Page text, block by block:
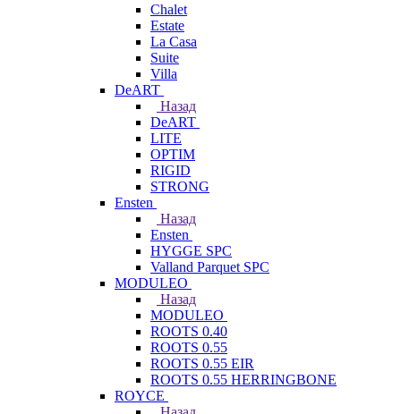
Chalet
Estate
La Casa
Suite
Villa
DeART
Назад
DeART
LITE
OPTIM
RIGID
STRONG
Ensten
Назад
Ensten
HYGGE SPC
Valland Parquet SPC
MODULEO
Назад
MODULEO
ROOTS 0.40
ROOTS 0.55
ROOTS 0.55 EIR
ROOTS 0.55 HERRINGBONE
ROYCE